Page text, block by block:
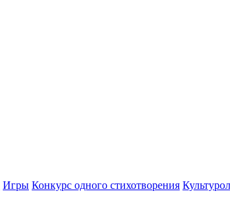
Игры Конкурс одного стихотворения